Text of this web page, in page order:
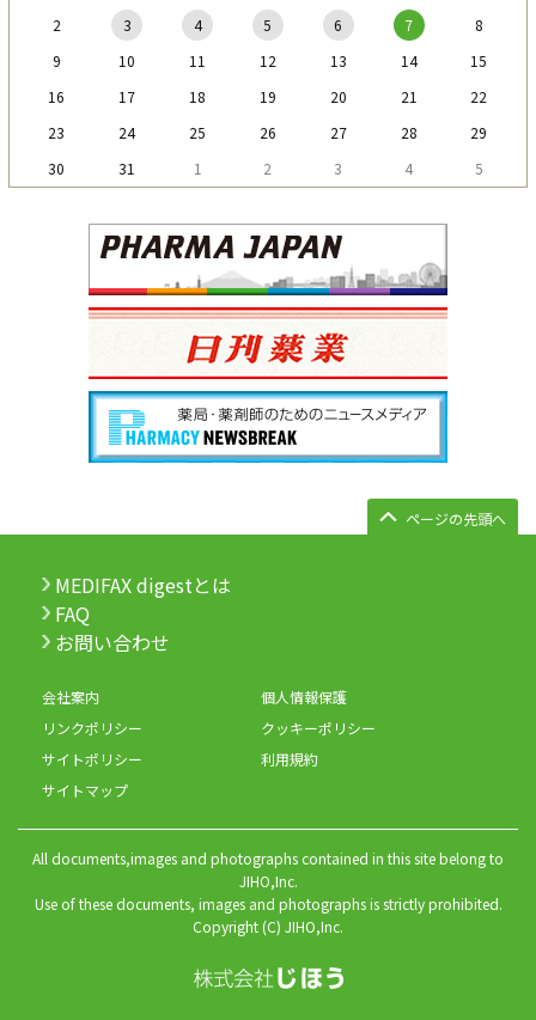
2
3 4 5 6 7
8
9
10 11 12 13 14
15
16
17 18 19 20 21
22
23
24 25 26 27 28
29
30
31 1 2 3 4 5
ページの先頭へ
MEDIFAX digestとは
FAQ
お問い合わせ
会社案内
個人情報保護
リンクポリシー
クッキーポリシー
サイトポリシー
利用規約
サイトマップ
All documents,images and photographs contained in this site belong to
JIHO,Inc.
Use of these documents, images and photographs is strictly prohibited.
Copyright (C) JIHO,Inc.